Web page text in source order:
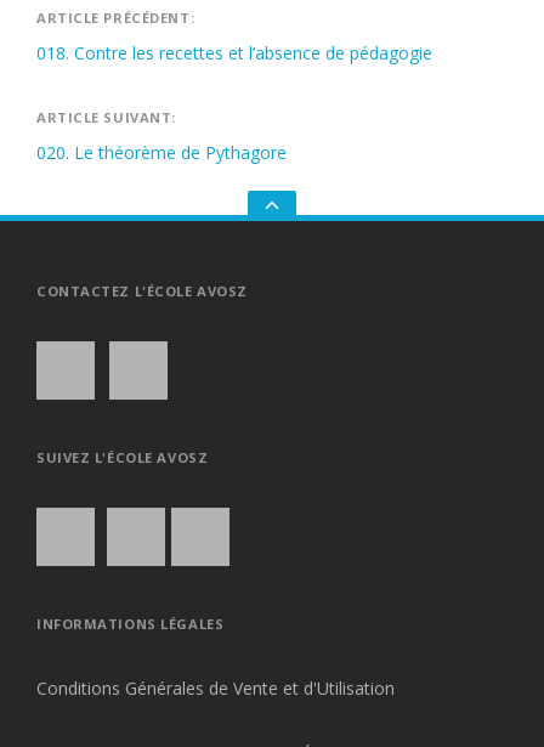
Navigation
de
l’article
ARTICLE PRÉCÉDENT:
018. Contre les recettes et l’absence de pédagogie
ARTICLE SUIVANT:
020. Le théorème de Pythagore
GO
CONTACTEZ L'ÉCOLE AVOSZ
SUIVEZ L'ÉCOLE AVOSZ
INFORMATIONS LÉGALES
Conditions Générales de Vente et d'Utilisation